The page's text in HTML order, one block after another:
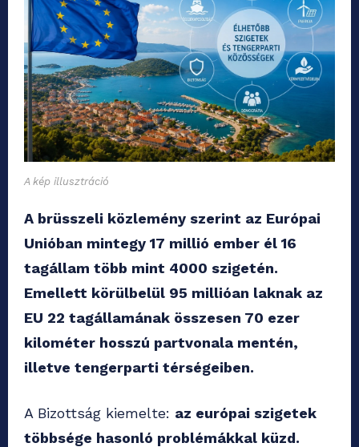
A kép illusztráció
A brüsszeli közlemény szerint az Európai
Unióban mintegy 17 millió ember él 16
tagállam több mint 4000 szigetén.
Emellett körülbelül 95 millióan laknak az
EU 22 tagállamának összesen 70 ezer
kilométer hosszú partvonala mentén,
illetve tengerparti térségeiben.
A Bizottság kiemelte: az európai szigetek
többsége hasonló problémákkal küzd.